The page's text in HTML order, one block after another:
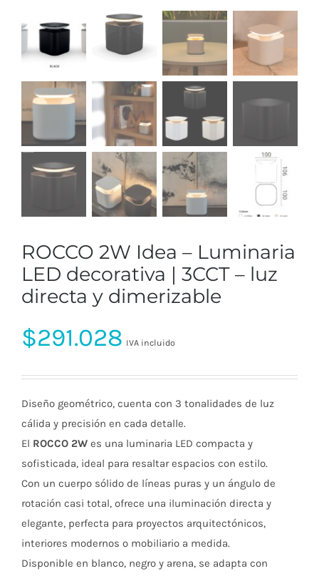
ROCCO 2W Idea – Luminaria
LED decorativa | 3CCT – luz
directa y dimerizable
$291.028 IVA incluido
Diseño geométrico, cuenta con 3 tonalidades de luz
cálida y precisión en cada detalle.
El ROCCO 2W es una luminaria LED compacta y
sofisticada, ideal para resaltar espacios con estilo.
Con un cuerpo sólido de líneas puras y un ángulo de
rotación casi total, ofrece una iluminación directa y
elegante, perfecta para proyectos arquitectónicos,
interiores modernos o mobiliario a medida.
Disponible en blanco, negro y arena, se adapta con